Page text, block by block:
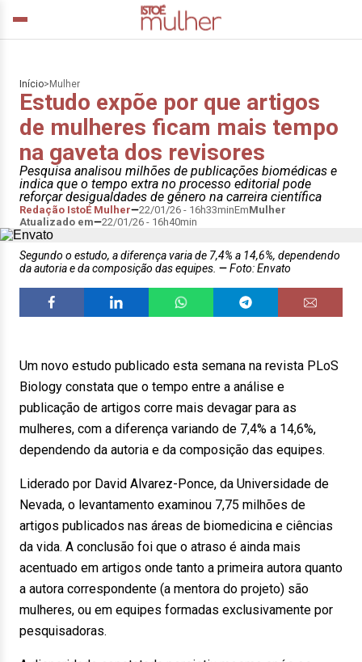
Início> Mulher
Estudo expõe por que artigos
de mulheres ficam mais tempo
na gaveta dos revisores
Pesquisa analisou milhões de publicações biomédicas e
indica que o tempo extra no processo editorial pode
reforçar desigualdades de gênero na carreira científica
Redação IstoÉ Mulher 22/01/26 - 16h33minEmMulher
Atualizado em
22/01/26 - 16h40min
Segundo o estudo, a diferença varia de 7,4% a 14,6%, dependendo
da autoria e da composição das equipes.
Foto: Envato
Um novo estudo publicado esta semana na revista PLoS
Biology constata que o tempo entre a análise e
publicação de artigos corre mais devagar para as
mulheres, com a diferença variando de 7,4% a 14,6%,
dependendo da autoria e da composição das equipes.
Liderado por David Alvarez-Ponce, da Universidade de
Nevada, o levantamento examinou 7,75 milhões de
artigos publicados nas áreas de biomedicina e ciências
da vida. A conclusão foi que o atraso é ainda mais
acentuado em artigos onde tanto a primeira autora quanto
a autora correspondente (a mentora do projeto) são
mulheres, ou em equipes formadas exclusivamente por
pesquisadoras.